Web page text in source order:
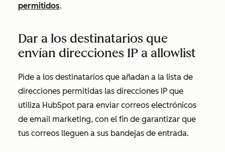
permitidos.
Dar a los destinatarios que
envían direcciones IP a allowlist
Pide a los destinatarios que añadan a la lista de
direcciones permitidas las direcciones IP que
utiliza HubSpot para enviar correos electrónicos
de email marketing, con el fin de garantizar que
tus correos lleguen a sus bandejas de entrada.